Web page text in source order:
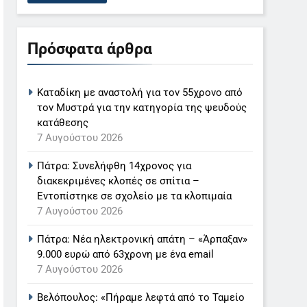
Πρόσφατα άρθρα
Καταδίκη με αναστολή για τον 55χρονο από
τον Μυστρά για την κατηγορία της ψευδούς
κατάθεσης
7 Αυγούστου 2026
Πάτρα: Συνελήφθη 14χρονος για
διακεκριμένες κλοπές σε σπίτια –
Εντοπίστηκε σε σχολείο με τα κλοπιμαία
7 Αυγούστου 2026
Πάτρα: Νέα ηλεκτρονική απάτη – «Άρπαξαν»
9.000 ευρώ από 63χρονη με ένα email
7 Αυγούστου 2026
Βελόπουλος: «Πήραμε λεφτά από το Ταμείο